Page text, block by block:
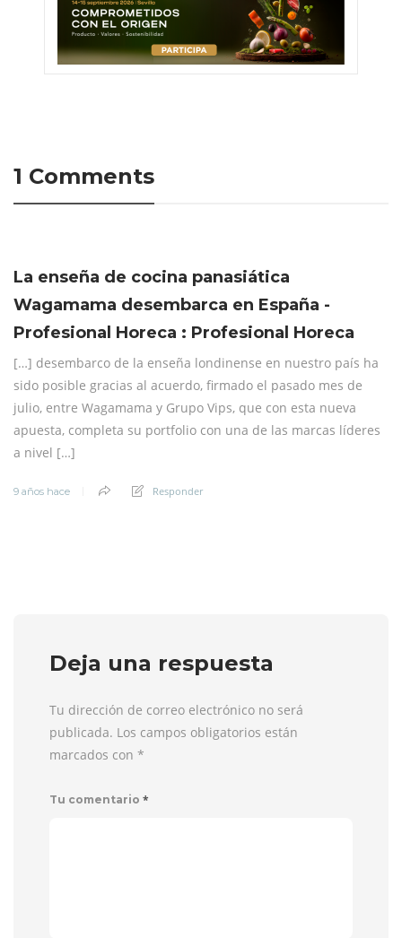
1 Comments
La enseña de cocina panasiática
Wagamama desembarca en España -
Profesional Horeca : Profesional Horeca
[…] desembarco de la enseña londinense en nuestro país ha
sido posible gracias al acuerdo, firmado el pasado mes de
julio, entre Wagamama y Grupo Vips, que con esta nueva
apuesta, completa su portfolio con una de las marcas líderes
a nivel […]
9 años hace Responder
Deja una respuesta
Tu dirección de correo electrónico no será
publicada. Los campos obligatorios están
marcados con *
Tu comentario *